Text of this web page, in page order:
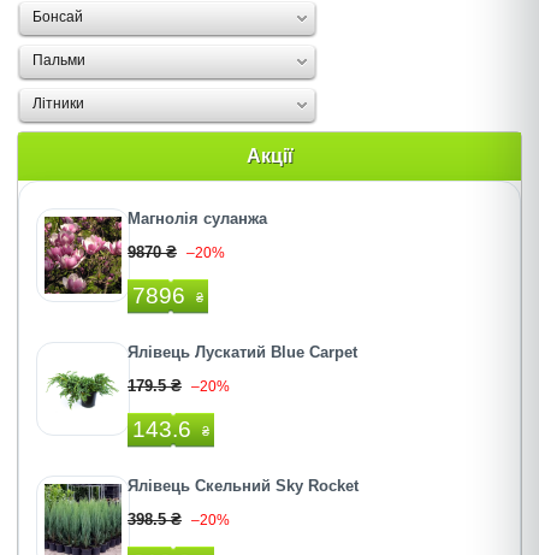
Бонсай
Пальми
Літники
Акції
Магнолія суланжа
9870 ₴ –20%
7896 ₴
Ялівець Лускатий Blue Carpet
179.5 ₴ –20%
143.6 ₴
Ялівець Скельний Sky Rocket
398.5 ₴ –20%